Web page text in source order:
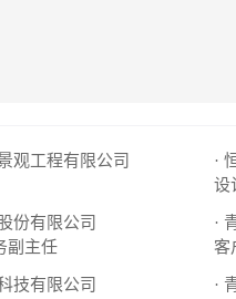
观工程有限公司
·
设
份有限公司
副主任
·
客
技有限公司
·